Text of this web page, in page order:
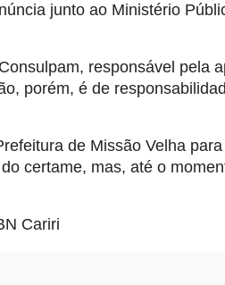
junto ao Ministério
responsável pela
porém, é de
de Missão Velha
certame, mas, até o
Cariri